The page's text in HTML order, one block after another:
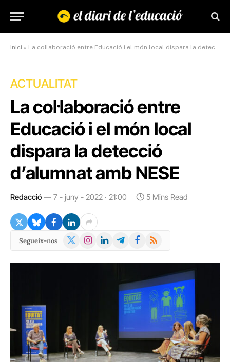
Inici » La col·laboració entre Educació i el món local dispara la detecció d’alumnat amb NESE
ACTUALITAT
La col·laboració entre
Educació i el món local
dispara la detecció
d’alumnat amb NESE
Redacció 7 - juny - 2022 · 21:00 5 Mins Read
Segueix-nos
X
Instagram
LinkedInTelegramFacebook
RSS